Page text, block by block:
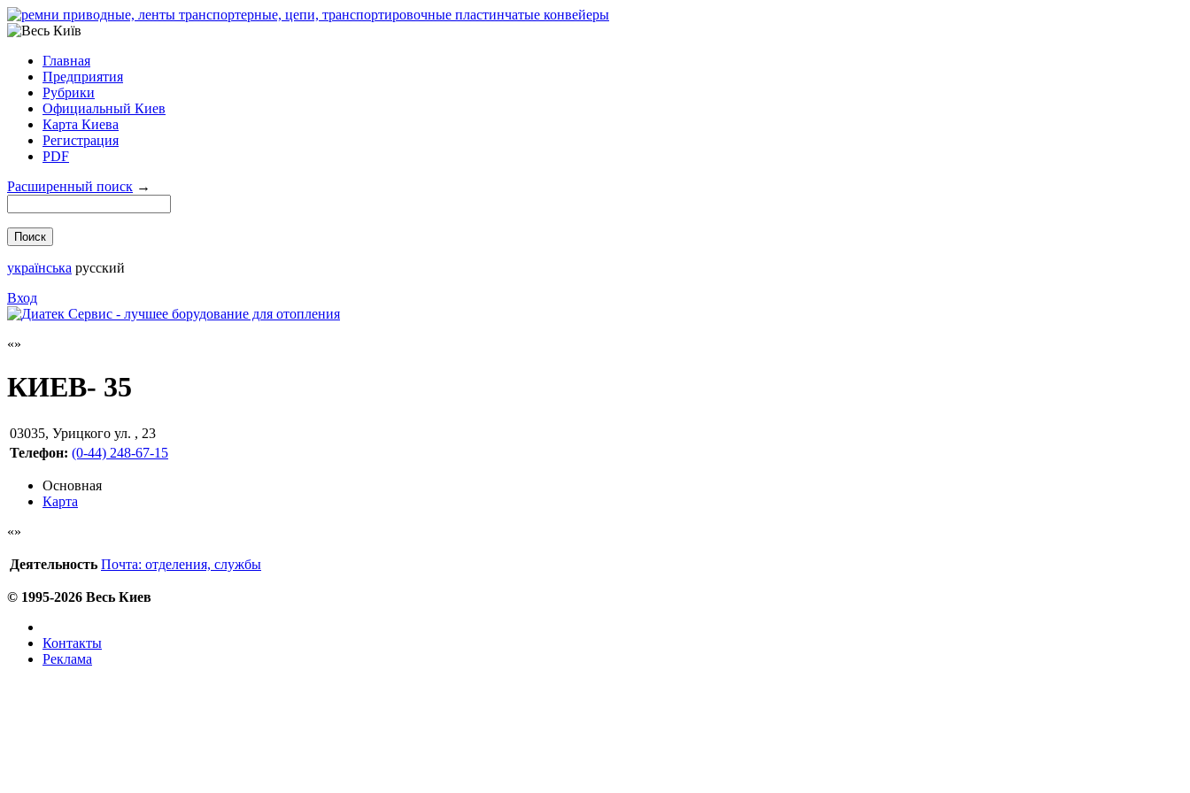
Главная
Предприятия
Рубрики
Официальный Киев
Карта Киева
Регистрация
PDF
Расширенный поиск →
українська русский
Вход
КИЕВ- 35
03035, Урицкого ул. , 23
Телефон: (0-44) 248-67-15
Основная
Карта
Деятельность Почта: отделения, службы
© 1995-2026 Весь Киев
Контакты
Реклама